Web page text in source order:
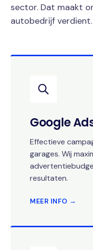
sector. Dat maakt
autobedrijf verdient.
Google
Effectieve
garages. Wij
resultaten.
MEER INFO →